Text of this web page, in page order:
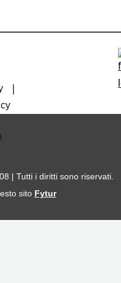
|
| Tutti i diritti sono riservati.
sito Fytur